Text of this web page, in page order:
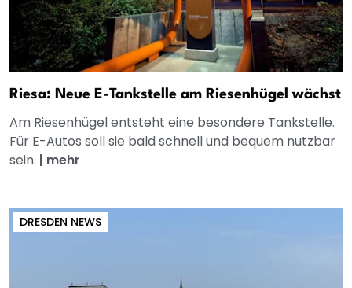
Riesa: Neue E-Tankstelle am Riesenhügel wächst
Am Riesenhügel entsteht eine besondere Tankstelle.
Für E-Autos soll sie bald schnell und bequem nutzbar
sein. | mehr
DRESDEN NEWS